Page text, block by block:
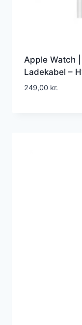
Apple Watch
Ladekabel –
249,00 kr.